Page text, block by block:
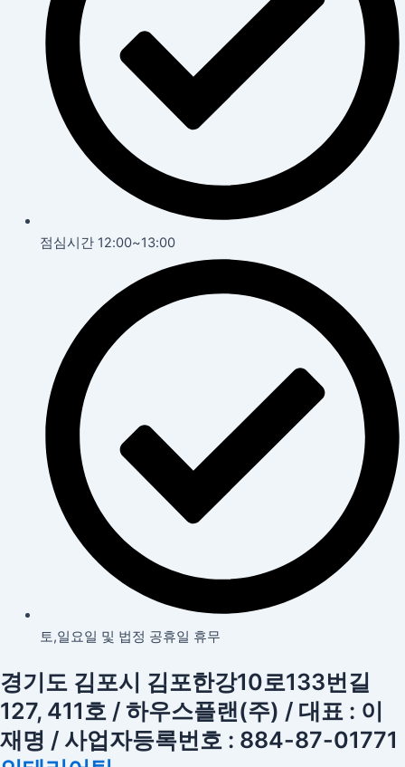
점심시간 12:00~13:00
토,일요일 및 법정 공휴일 휴무
경기도 김포시 김포한강10로133번길
127, 411호 / 하우스플랜(주) / 대표 : 이
재명 / 사업자등록번호 : 884-87-01771